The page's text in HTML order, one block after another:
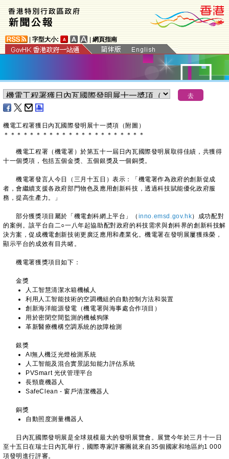
字型大小: 網頁指南
機電工程署獲日內瓦國際發明展十一奬項（附圖）
＊ ＊ ＊ ＊ ＊ ＊ ＊ ＊ ＊ ＊ ＊ ＊ ＊ ＊ ＊ ＊ ＊ ＊ ＊ ＊ ＊ ＊
機電工程署（機電署）於第五十一屆日內瓦國際發明展取得佳績，共獲得
十一個獎項，包括五個金獎、五個銀獎及一個銅獎。
機電署發言人今日（三月十五日）表示：「機電署作為政府的創新促成
者，會繼續支援各政府部門物色及應用創新科技，透過科技賦能優化政府服
務，提高生產力。」
部分獲獎項目屬於「機電創科網上平台」（ inno.emsd.gov.hk）成功配對
的案例。該平台自二○一八年起協助配對政府的科技需求與創科界的創新科技解
決方案，促成機電創新技術更廣泛應用和產業化。機電署在發明展屢獲殊榮，
顯示平台的成效有目共睹。
機電署獲獎項目如下：
金獎
人工智慧清潔水箱機械人
利用人工智能技術的空調機組的自動控制方法和裝置
創新海洋能源發電（機電署與海事處合作項目）
用於密閉空間監測的機械狗隊
革新醫療機構空調系統的故障檢測
​銀獎
AI無人機泛光燈檢測系統
人工智能及混合實景認知能力評估系統
PVSmart 光伏管理平台
長頸鹿機器人
SafeClean - 窗戶清潔機器人
​銅獎
自動照度測量機器人
​日內瓦國際發明展是全球規模最大的發明展覽會。展覽今年於三月十一日
至十五日在瑞士日內瓦舉行，國際專家評審團就來自35個國家和地區約1 000
項發明進行評審。